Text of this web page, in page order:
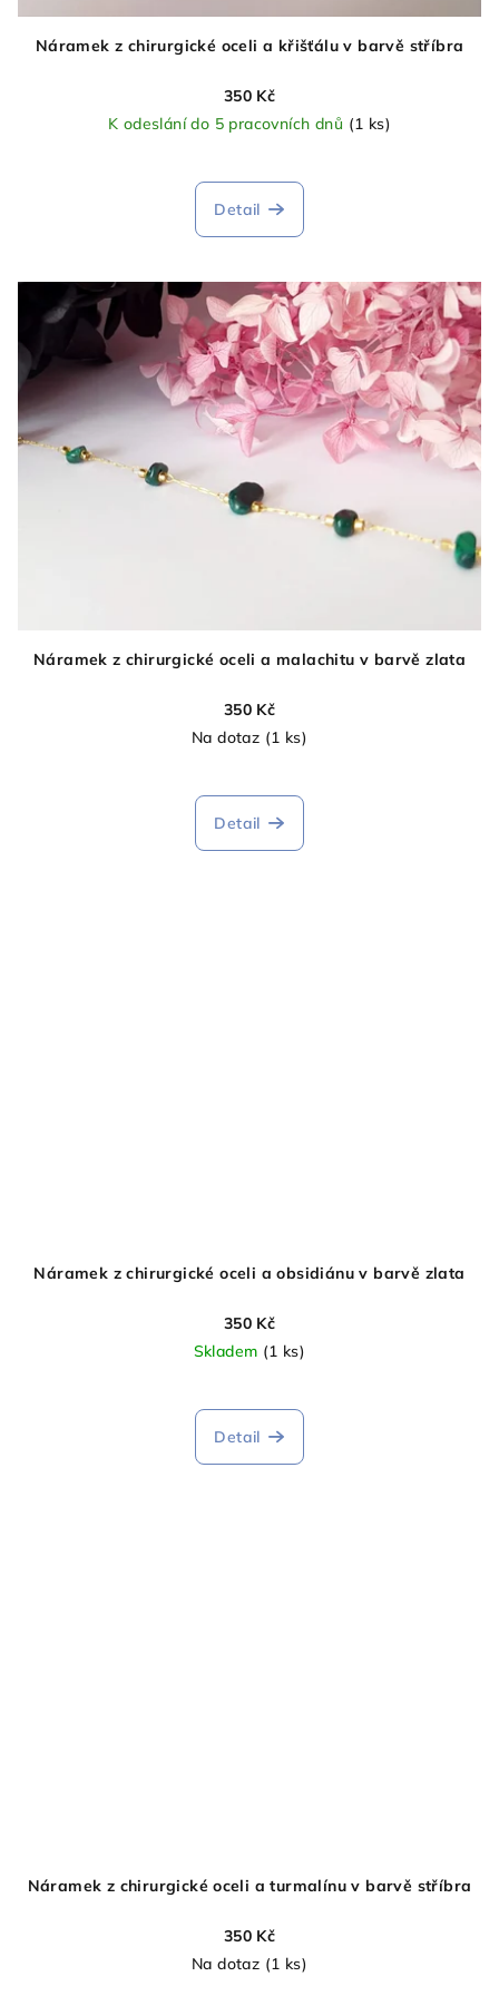
Náramek z chirurgické oceli a křišťálu v barvě stříbra
350 Kč
K odeslání do 5 pracovních dnů (1 ks)
Detail
Náramek z chirurgické oceli a malachitu v barvě zlata
350 Kč
Na dotaz (1 ks)
hodnocení
produktu
Detail
Náramek z chirurgické oceli a obsidiánu v barvě zlata
350 Kč
Skladem (1 ks)
Detail
Náramek z chirurgické oceli a turmalínu v barvě stříbra
350 Kč
Na dotaz (1 ks)